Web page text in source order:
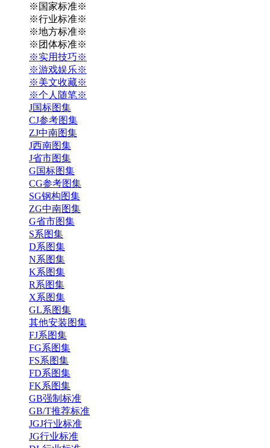
※国家标准※
※行业标准※
※地方标准※
※团体标准※
※实用技巧※
※游戏娱乐※
※美文收藏※
※个人随笔※
J国标图集
CJ参考图集
ZJ中南图集
J西南图集
J省市图集
G国标图集
CG参考图集
SG钢构图集
ZG中南图集
G省市图集
S系图集
D系图集
N系图集
K系图集
R系图集
X系图集
GL系图集
其他安装图集
FJ系图集
FG系图集
FS系图集
FD系图集
FK系图集
GB强制标准
GB/T推荐标准
JGJ行业标准
JG行业标准